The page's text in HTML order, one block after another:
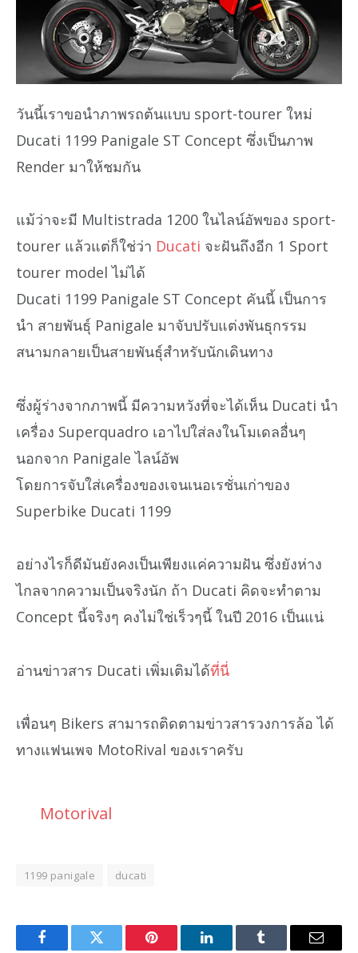
วันนี้เราขอนำภาพรถต้นแบบ sport-tourer ใหม่
Ducati 1199 Panigale ST Concept ซึ่งเป็นภาพ
Render มาให้ชมกัน
แม้ว่าจะมี Multistrada 1200 ในไลน์อัพของ sport-
tourer แล้วแต่ก็ใช่ว่า Ducati จะฝันถึงอีก 1 Sport
tourer model ไม่ได้
Ducati 1199 Panigale ST Concept คันนี้ เป็นการ
นำ สายพันธุ์ Panigale มาจับปรับแต่งพันธุกรรม
สนามกลายเป็นสายพันธุ์สำหรับนักเดินทาง
ซึ่งผู้ร่างจากภาพนี้ มีความหวังที่จะได้เห็น Ducati นำ
เครื่อง Superquadro เอาไปใส่ลงในโมเดลอื่นๆ
นอกจาก Panigale ไลน์อัพ
โดยการจับใส่เครื่องของเจนเนอเรชั่นเก่าของ
Superbike Ducati 1199
อย่างไรก็ดีมันยังคงเป็นเพียงแค่ความฝัน ซึ่งยังห่าง
ไกลจากความเป็นจริงนัก ถ้า Ducati คิดจะทำตาม
Concept นี้จริงๆ คงไม่ใช่เร็วๆนี้ ในปี 2016 เป็นแน่
อ่านข่าวสาร Ducati เพิ่มเติมได้ที่นี่
เพื่อนๆ Bikers สามารถติดตามข่าวสารวงการล้อ ได้
ทางแฟนเพจ MotoRival ของเราครับ
Motorival
1199 panigale ducati
FacebookTwitter Pinterest LinkedInTumblr Email